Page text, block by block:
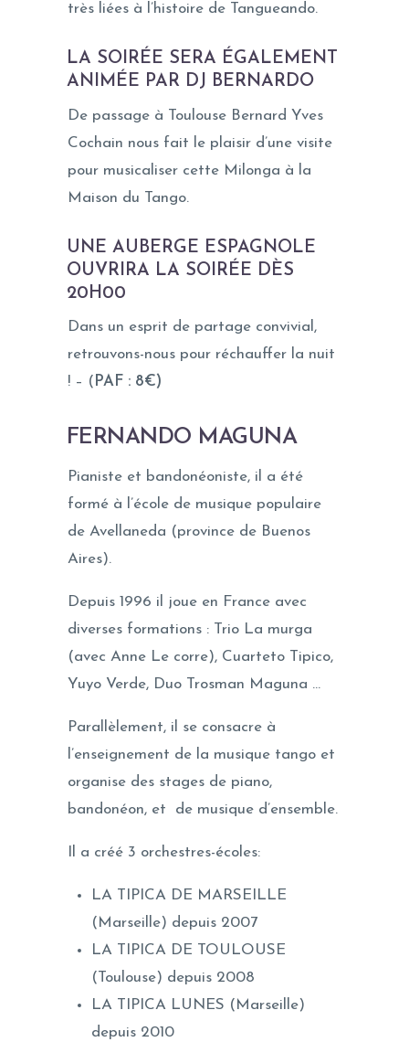
très liées à l’histoire de Tangueando.
LA SOIRÉE SERA ÉGALEMENT
ANIMÉE PAR DJ BERNARDO
De passage à Toulouse Bernard Yves
Cochain nous fait le plaisir d’une visite
pour musicaliser cette Milonga à la
Maison du Tango.
UNE AUBERGE ESPAGNOLE
OUVRIRA LA SOIRÉE DÈS
20H00
Dans un esprit de partage convivial,
retrouvons-nous pour réchauffer la nuit
! – ( PAF : 8€)
FERNANDO MAGUNA
Pianiste et bandonéoniste, il a été
formé à l’école de musique populaire
de Avellaneda (province de Buenos
Aires).
Depuis 1996 il joue en France avec
diverses formations : Trio La murga
(avec Anne Le corre), Cuarteto Tipico,
Yuyo Verde, Duo Trosman Maguna …
Parallèlement, il se consacre à
l’enseignement de la musique tango et
organise des stages de piano,
bandonéon, et de musique d’ensemble.
Il a créé 3 orchestres-écoles:
LA TIPICA DE MARSEILLE
(Marseille) depuis 2007
LA TIPICA DE TOULOUSE
(Toulouse) depuis 2008
LA TIPICA LUNES (Marseille)
depuis 2010